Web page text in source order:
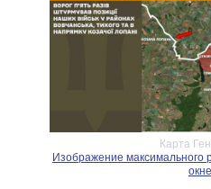
Карта
Изображение максимального